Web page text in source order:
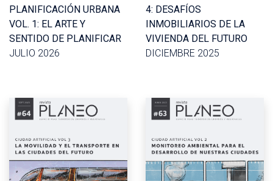
PLANIFICACIÓN URBANA
VOL. 1: EL ARTE Y
SENTIDO DE PLANIFICAR
JULIO 2026
4: DESAFÍOS
INMOBILIARIOS DE LA
VIVIENDA DEL FUTURO
DICIEMBRE 2025